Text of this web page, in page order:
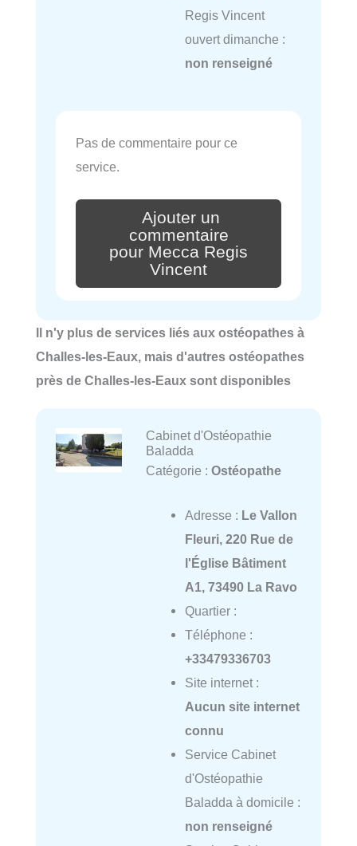
Regis Vincent
ouvert dimanche :
non renseigné
Pas de commentaire pour ce
service.
Ajouter un
commentaire
pour Mecca Regis
Vincent
Il n'y plus de services liés aux ostéopathes à
Challes-les-Eaux, mais d'autres ostéopathes
près de Challes-les-Eaux sont disponibles
Cabinet d'Ostéopathie
Baladda
Catégorie : Ostéopathe
Adresse : Le Vallon
Fleuri, 220 Rue de
l'Église Bâtiment
A1, 73490 La Ravo
Quartier :
Téléphone :
+33479336703
Site internet :
Aucun site internet
connu
Service Cabinet
d'Ostéopathie
Baladda à domicile :
non renseigné